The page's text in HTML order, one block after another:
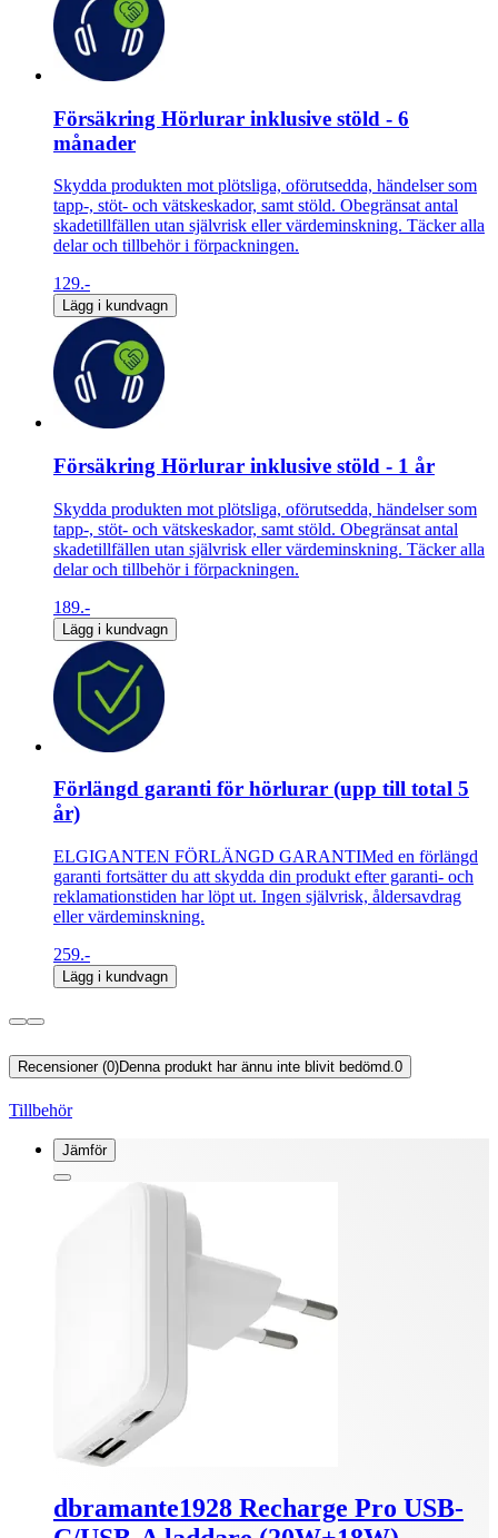
Försäkring Hörlurar inklusive stöld - 6
månader
Skydda produkten mot plötsliga, oförutsedda, händelser som
tapp-, stöt- och vätskeskador, samt stöld. Obegränsat antal
skadetillfällen utan självrisk eller värdeminskning. Täcker alla
delar och tillbehör i förpackningen.
129.-
Lägg i kundvagn
Försäkring Hörlurar inklusive stöld - 1 år
Skydda produkten mot plötsliga, oförutsedda, händelser som
tapp-, stöt- och vätskeskador, samt stöld. Obegränsat antal
skadetillfällen utan självrisk eller värdeminskning. Täcker alla
delar och tillbehör i förpackningen.
189.-
Lägg i kundvagn
Förlängd garanti för hörlurar (upp till total 5
år)
ELGIGANTEN FÖRLÄNGD GARANTIMed en förlängd
garanti fortsätter du att skydda din produkt efter garanti- och
reklamationstiden har löpt ut. Ingen självrisk, åldersavdrag
eller värdeminskning.
259.-
Lägg i kundvagn
Recensioner (0)Denna produkt har ännu inte blivit bedömd.0
Tillbehör
Jämför
dbramante1928 Recharge Pro USB-